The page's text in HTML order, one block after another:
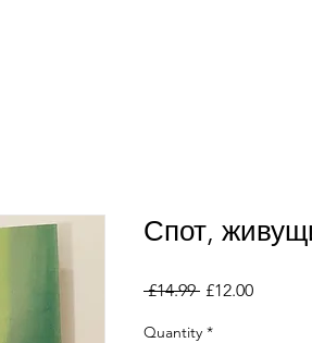
Спот,
£14.99 Regular
£12.00Sale
Quantity *